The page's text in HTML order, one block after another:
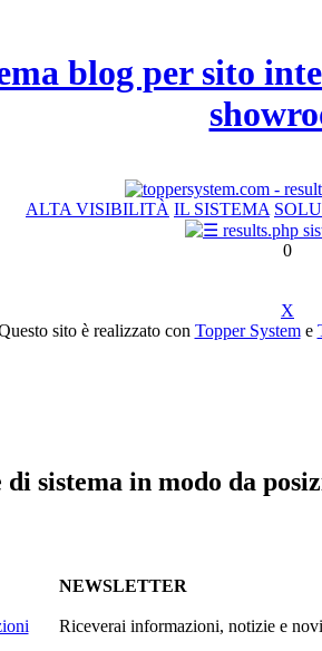
blog per sito
ALTA VISIBILITÀ IL SISTEMA
0
X
sito è realizzato con Topper Systeme
di sistema in modo da
NEWSLETTER
Riceverai informazioni, notizie e